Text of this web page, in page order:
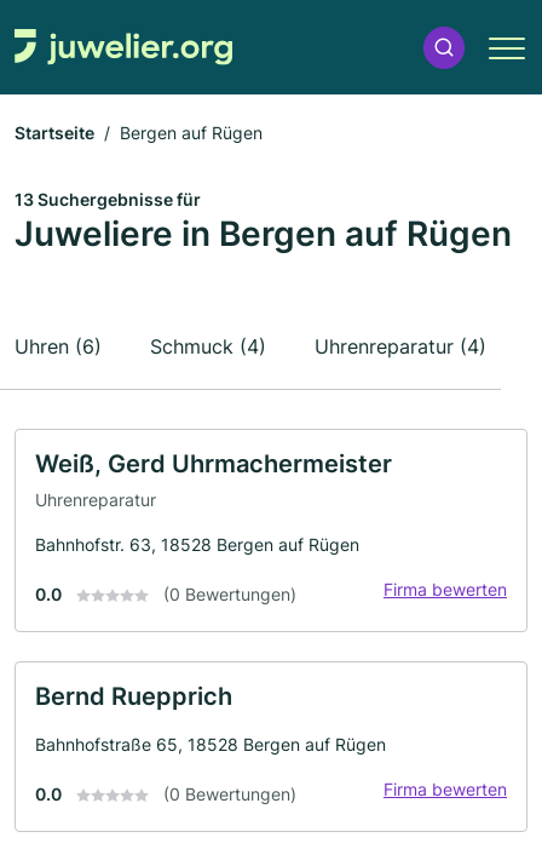
Startseite Bergen auf Rügen
13 Suchergebnisse für
Juweliere in Bergen auf Rügen
Uhren (6) Schmuck (4) Uhrenreparatur (4)
Weiß, Gerd Uhrmachermeister
Uhrenreparatur
Bahnhofstr. 63, 18528 Bergen auf Rügen
0.0 (0 Bewertungen) Firma bewerten
Bernd Ruepprich
Bahnhofstraße 65, 18528 Bergen auf Rügen
0.0 (0 Bewertungen) Firma bewerten